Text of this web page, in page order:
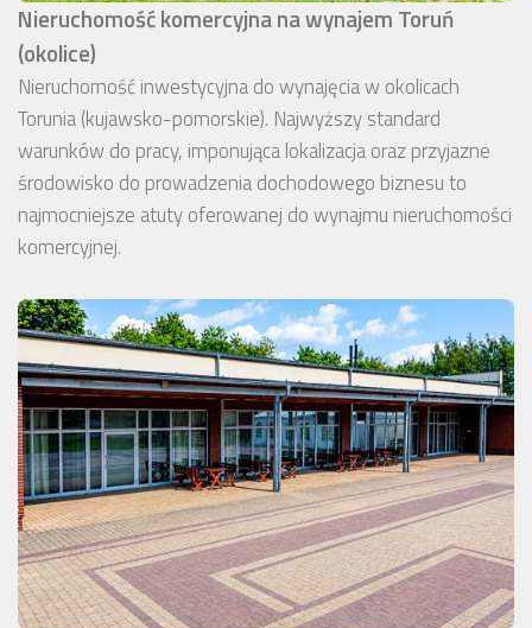
Nieruchomość komercyjna na wynajem Toruń
(okolice)
Nieruchomość inwestycyjna do wynajęcia w okolicach
Torunia (kujawsko-pomorskie). Najwyższy standard
warunków do pracy, imponująca lokalizacja oraz przyjazne
środowisko do prowadzenia dochodowego biznesu to
najmocniejsze atuty oferowanej do wynajmu nieruchomości
komercyjnej.